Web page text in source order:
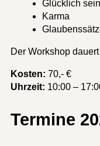
Glücklich sein
Karma
Der Workshop
Kosten: 70,- €
Uhrzeit: 10:00 –
Termine